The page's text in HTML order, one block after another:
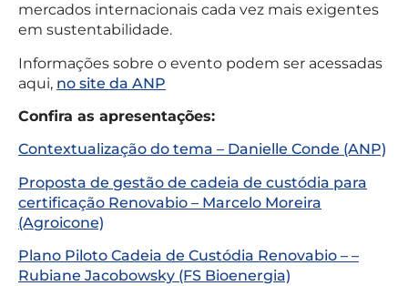
mercados internacionais cada vez mais exigentes
em sustentabilidade.
Informações sobre o evento podem ser acessadas
aqui, no site da ANP
Confira as apresentações:
Contextualização do tema – Danielle Conde (ANP)
Proposta de gestão de cadeia de custódia para
certificação Renovabio – Marcelo Moreira
(Agroicone)
Plano Piloto Cadeia de Custódia Renovabio – –
Rubiane Jacobowsky (FS Bioenergia)